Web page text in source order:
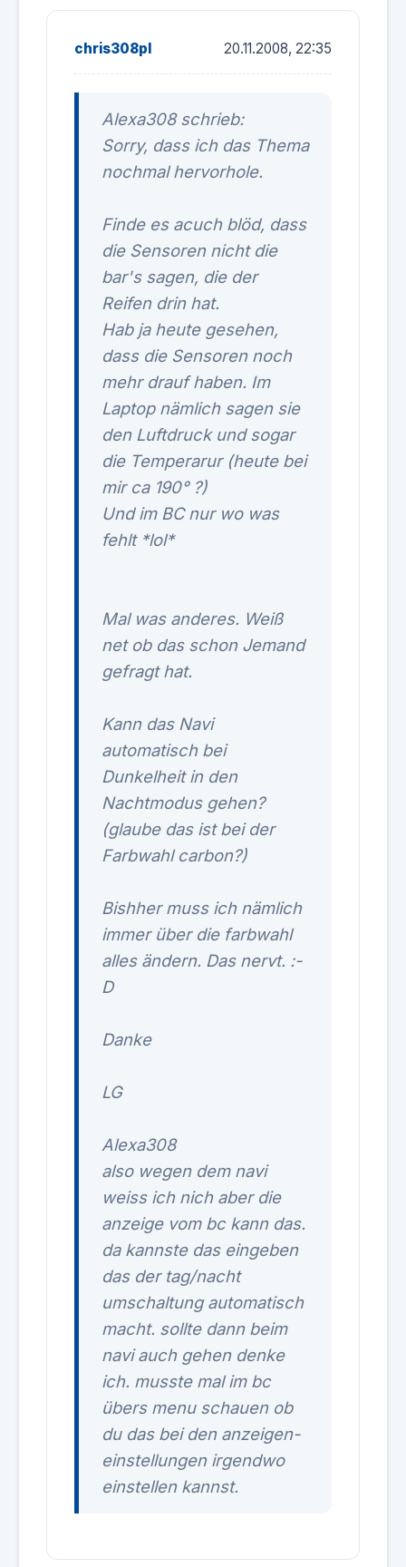
chris308pl 20.11.2008, 22:35
Alexa308 schrieb:
Sorry, dass ich das Thema
nochmal hervorhole.
Finde es acuch blöd, dass
die Sensoren nicht die
bar's sagen, die der
Reifen drin hat.
Hab ja heute gesehen,
dass die Sensoren noch
mehr drauf haben. Im
Laptop nämlich sagen sie
den Luftdruck und sogar
die Temperarur (heute bei
mir ca 190° ?)
Und im BC nur wo was
fehlt *lol*
Mal was anderes. Weiß
net ob das schon Jemand
gefragt hat.
Kann das Navi
automatisch bei
Dunkelheit in den
Nachtmodus gehen?
(glaube das ist bei der
Farbwahl carbon?)
Bishher muss ich nämlich
immer über die farbwahl
alles ändern. Das nervt. :-
D
Danke
LG
Alexa308
also wegen dem navi
weiss ich nich aber die
anzeige vom bc kann das.
da kannste das eingeben
das der tag/nacht
umschaltung automatisch
macht. sollte dann beim
navi auch gehen denke
ich. musste mal im bc
übers menu schauen ob
du das bei den anzeigen-
einstellungen irgendwo
einstellen kannst.